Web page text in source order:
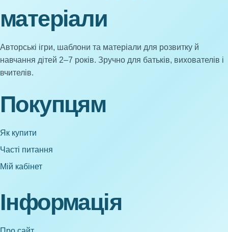
матеріали
Авторські ігри, шаблони та матеріали для розвитку й
навчання дітей 2–7 років. Зручно для батьків, вихователів і
вчителів.
Покупцям
Як купити
Часті питання
Мій кабінет
Інформація